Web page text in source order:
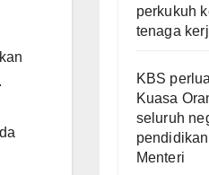
perkukuh
tenaga
KBS
Kuasa
seluruh
Menteri